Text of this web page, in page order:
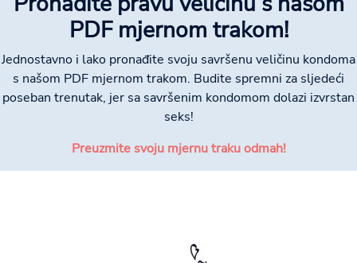
PDF mjernom trakom!
Jednostavno i lako pronađite svoju savršenu veličinu kondoma
s našom PDF mjernom trakom. Budite spremni za sljedeći
poseban trenutak, jer sa savršenim kondomom dolazi izvrstan
seks!
Preuzmite svoju mjernu traku odmah!